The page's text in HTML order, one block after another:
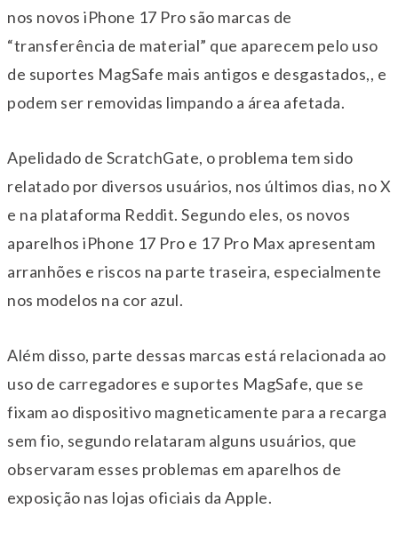
nos novos iPhone 17 Pro são marcas de
“transferência de material” que aparecem pelo uso
de suportes MagSafe mais antigos e desgastados,, e
podem ser removidas limpando a área afetada.
Apelidado de ScratchGate, o problema tem sido
relatado por diversos usuários, nos últimos dias, no X
e na plataforma Reddit. Segundo eles, os novos
aparelhos iPhone 17 Pro e 17 Pro Max apresentam
arranhões e riscos na parte traseira, especialmente
nos modelos na cor azul.
Além disso, parte dessas marcas está relacionada ao
uso de carregadores e suportes MagSafe, que se
fixam ao dispositivo magneticamente para a recarga
sem fio, segundo relataram alguns usuários, que
observaram esses problemas em aparelhos de
exposição nas lojas oficiais da Apple.